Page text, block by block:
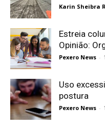
Karin Sheibra
Estreia
Opinião:
Pexero News -
Uso
postura
Pexero News -